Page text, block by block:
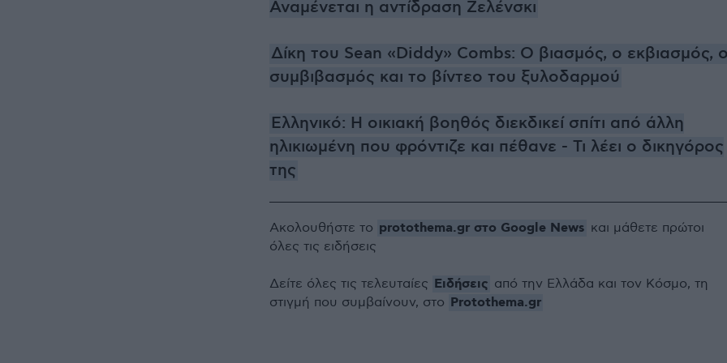
Αναμένεται η αντίδραση Ζελένσκι
Δίκη του Sean «Diddy» Combs: Ο βιασμός, ο εκβιασμός,
συμβιβασμός και το βίντεο του ξυλοδαρμού
Ελληνικό: Η οικιακή βοηθός διεκδικεί σπίτι από άλλη
ηλικιωμένη που φρόντιζε και πέθανε - Τι λέει ο δικηγόρος
της
Ακολουθήστε το protothema.gr στο Google News και μάθετε πρώτοι
όλες τις ειδήσεις
Δείτε όλες τις τελευταίες Ειδήσεις από την Ελλάδα και τον Κόσμο, τη
στιγμή που συμβαίνουν, στο Protothema.gr